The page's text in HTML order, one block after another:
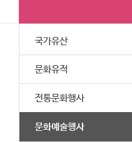
국가유산
문화유적
전통문화행사
문화예술행사